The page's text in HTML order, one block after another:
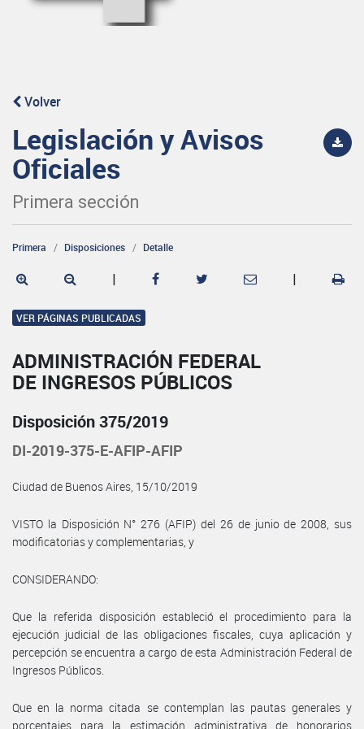
Volver
Legislación y Avisos
Oficiales
Primera sección
Primera Disposiciones Detalle
| |
VER PÁGINAS PUBLICADAS
ADMINISTRACIÓN FEDERAL
DE INGRESOS PÚBLICOS
Disposición 375/2019
DI-2019-375-E-AFIP-AFIP
Ciudad de Buenos Aires, 15/10/2019
VISTO la Disposición N° 276 (AFIP) del 26 de junio de 2008, sus
modificatorias y complementarias, y
CONSIDERANDO:
Que la referida disposición estableció el procedimiento para la
ejecución judicial de las obligaciones fiscales, cuya aplicación y
percepción se encuentra a cargo de esta Administración Federal de
Ingresos Públicos.
Que en la norma citada se contemplan las pautas generales y
porcentajes para la estimación administrativa de honorarios